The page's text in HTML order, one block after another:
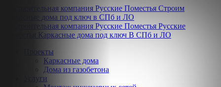
Строим
дома под ключ в СПб и ЛО
Русские
Каркасные дома под ключ В СПб и ЛО
Проекты
Каркасные дома
Дома из газобетона
Услуги